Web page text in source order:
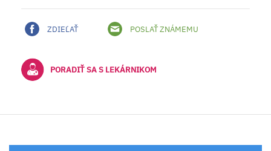
ZDIEĽAŤ POSLAŤ ZNÁMEMU
PORADIŤ SA S LEKÁRNIKOM